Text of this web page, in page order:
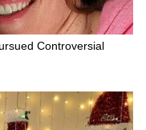
Controversial